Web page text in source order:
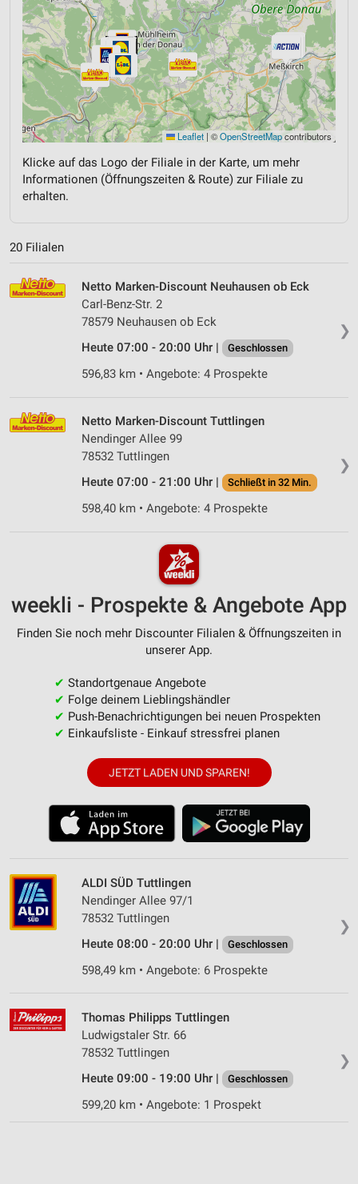
Leaflet | ©OpenStreetMapcontributors
Klicke auf das Logo der Filiale in der Karte, um mehr
Informationen (Öffnungszeiten & Route) zur Filiale zu
erhalten.
20 Filialen
❯
Netto Marken-Discount Neuhausen ob Eck
Carl-Benz-Str. 2
78579 Neuhausen ob Eck
Heute 07:00 - 20:00 Uhr |
Geschlossen
596,83 km • Angebote: 4 Prospekte
❯
Netto Marken-Discount Tuttlingen
Nendinger Allee 99
78532 Tuttlingen
Heute 07:00 - 21:00 Uhr |
Schließt in 32 Min.
598,40 km • Angebote: 4 Prospekte
weekli - Prospekte & Angebote App
Finden Sie noch mehr Discounter Filialen & Öffnungszeiten in
unserer App.
✔ Standortgenaue Angebote
✔ Folge deinem Lieblingshändler
✔ Push-Benachrichtigungen bei neuen Prospekten
✔ Einkaufsliste - Einkauf stressfrei planen
JETZT LADEN UND SPAREN!
❯
ALDI SÜD Tuttlingen
Nendinger Allee 97/1
78532 Tuttlingen
Heute 08:00 - 20:00 Uhr |
Geschlossen
598,49 km • Angebote: 6 Prospekte
❯
Thomas Philipps Tuttlingen
Ludwigstaler Str. 66
78532 Tuttlingen
Heute 09:00 - 19:00 Uhr |
Geschlossen
599,20 km • Angebote: 1 Prospekt